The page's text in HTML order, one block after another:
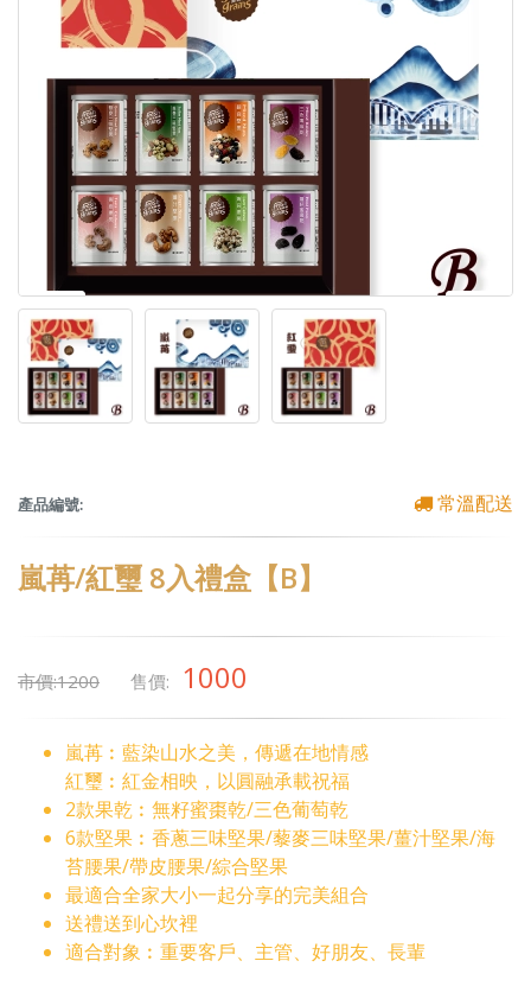
產品編號: 常溫配送
嵐苒/紅璽 8入禮盒【B】
市價:1200 售價: 1000
嵐苒︰藍染山水之美，傳遞在地情感
紅璽︰紅金相映，以圓融承載祝福
2款果乾︰無籽蜜棗乾/三色葡萄乾
6款堅果︰香蔥三味堅果/藜麥三味堅果/薑汁堅果/海
苔腰果/帶皮腰果/綜合堅果
最適合全家大小一起分享的完美組合
送禮送到心坎裡
適合對象︰重要客戶、主管、好朋友、長輩